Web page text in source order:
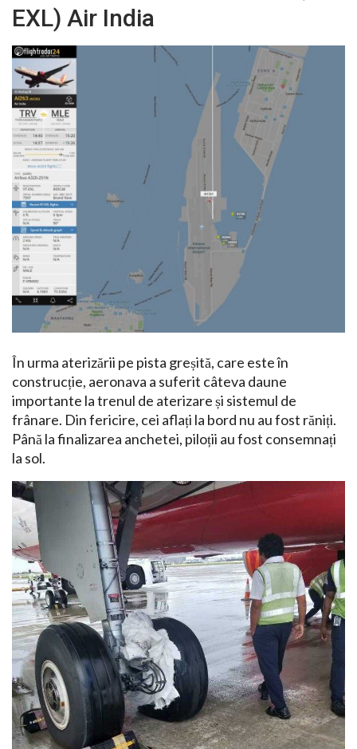
EXL) Air India
În urma aterizării pe pista greșită, care este în
construcție, aeronava a suferit câteva daune
importante la trenul de aterizare și sistemul de
frânare. Din fericire, cei aflați la bord nu au fost răniți.
Până la finalizarea anchetei, piloții au fost consemnați
la sol.